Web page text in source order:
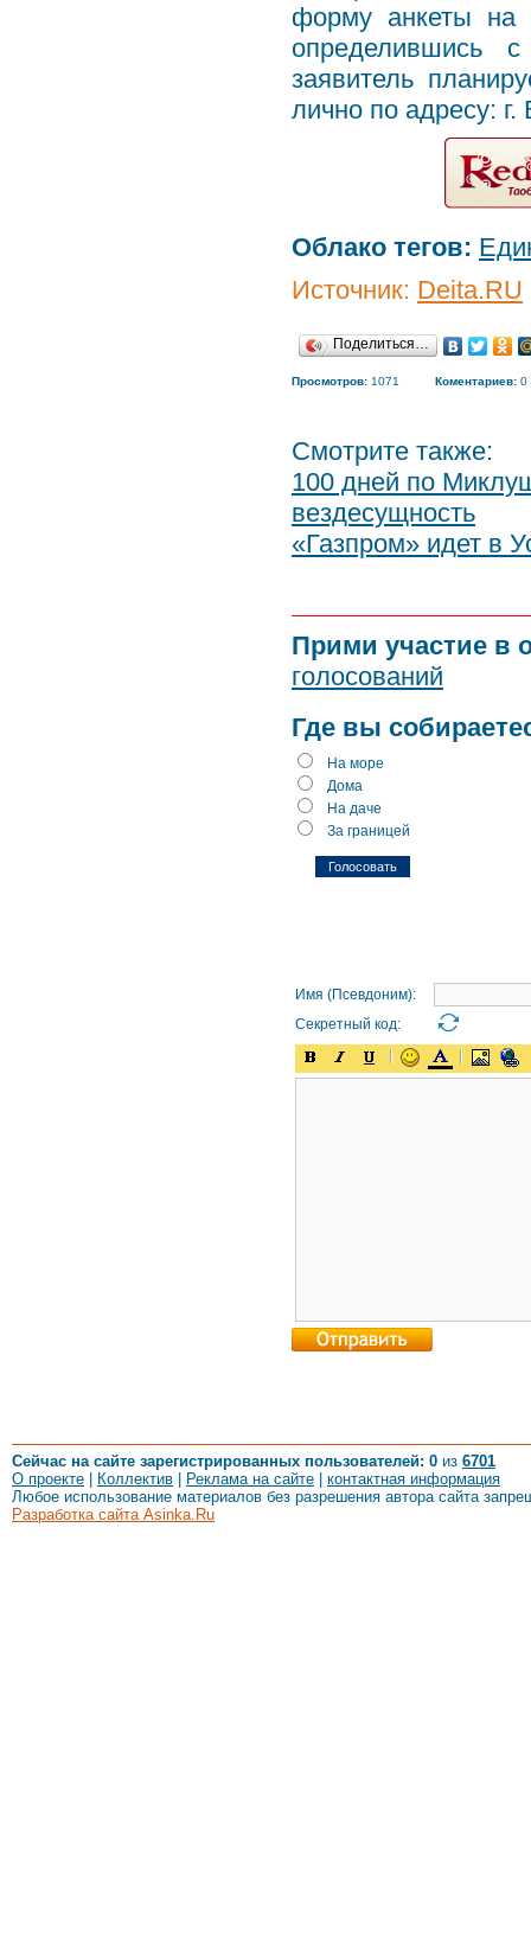
форму анкеты на
определившись
заявитель
лично по адресу:
Облако тегов:
Источник: Deita.RU
Поделиться…
Просмотров: 1071 Коментариев: 0
Смотрите также:
100 дней по
вездесущность
«Газпром» идет в
Прими участие в
голосований
Где вы
На море
Дома
На даче
За границей
Имя (Псевдоним):
Секретный код:
Сейчас на сайте зарегистрированных пользователей: 0 из 6701
О проекте
Коллектив Реклама на сайте
контактная информация
Любое использование материалов без разрешения автора сайта
Разработка сайта Asinka.Ru